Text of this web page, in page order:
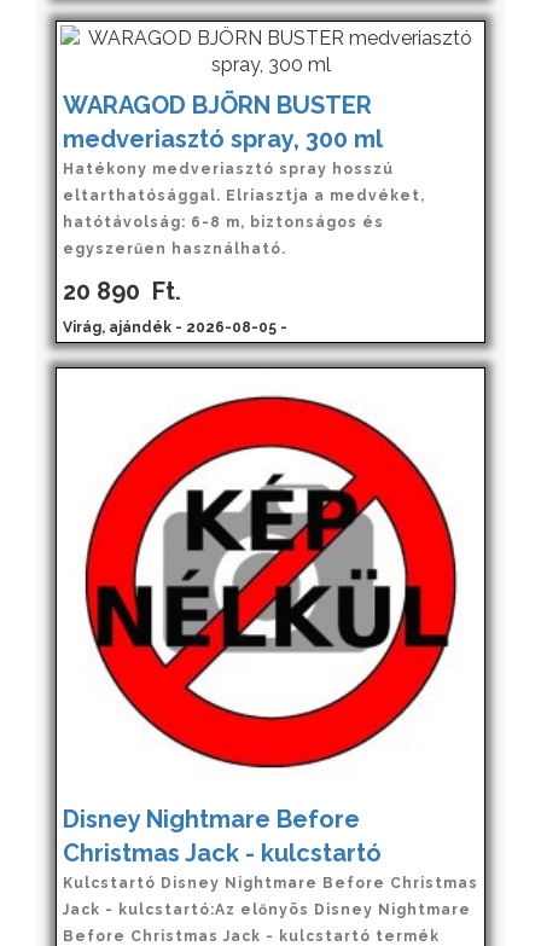
WARAGOD BJÖRN BUSTER
medveriasztó spray, 300 ml
Hatékony medveriasztó spray hosszú
eltarthatósággal. Elriasztja a medvéket,
hatótávolság: 6-8 m, biztonságos és
egyszerűen használható.
20 890 Ft.
Virág, ajándék - 2026-08-05 -
Disney Nightmare Before
Christmas Jack - kulcstartó
Kulcstartó Disney Nightmare Before Christmas
Jack - kulcstartó:Az előnyös Disney Nightmare
Before Christmas Jack - kulcstartó termék